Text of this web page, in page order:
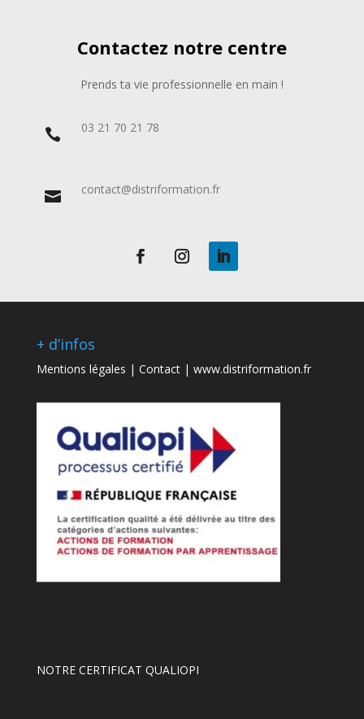
Contactez notre centre
Prends ta vie professionnelle en main !
 03 21 70 21 78
 contact@distriformation.fr
+ d’infos
Mentions légales | Contact| www.distriformation.fr
NOTRE CERTIFICAT QUALIOPI